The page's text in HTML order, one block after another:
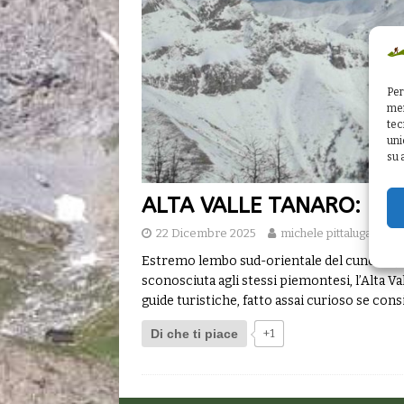
su
ALTA VALLE TANARO:
22 Dicembre 2025 michele pittaluga
Estremo lembo sud-orientale del cuneese,
sconosciuta agli stessi piemontesi, l’Alta
guide turistiche, fatto assai curioso se
Di che ti piace +1